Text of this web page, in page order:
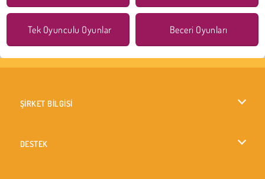
Tek Oyunculu Oyunlar Beceri Oyunları
ŞİRKET BİLGİSİ
DESTEK